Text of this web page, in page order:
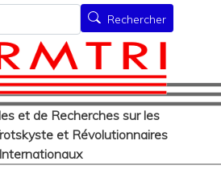
au
contenu
principal
compte de
et de Recherches sur les
et Révolutionnaires
Internationaux
Rechercher